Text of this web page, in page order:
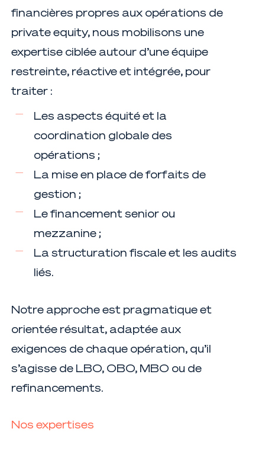
financières propres aux opérations de
private equity, nous mobilisons une
expertise ciblée autour d’une équipe
restreinte, réactive et intégrée, pour
traiter :
Les aspects équité et la
coordination globale des
opérations ;
La mise en place de forfaits de
gestion ;
Le financement senior ou
mezzanine ;
La structuration fiscale et les audits
liés.
Notre approche est pragmatique et
orientée résultat, adaptée aux
exigences de chaque opération, qu’il
s’agisse de LBO, OBO, MBO ou de
refinancements.
Nos expertises